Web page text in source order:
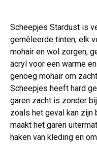
Scheepjes Stardust is
gemêleerde tinten, elk
mohair en wol zorgen,
acryl voor een warme
genoeg mohair om
Scheepjes heeft hard
garen zacht is zonder
zoals het geval kan zijn
maakt het garen
haken van kleding en